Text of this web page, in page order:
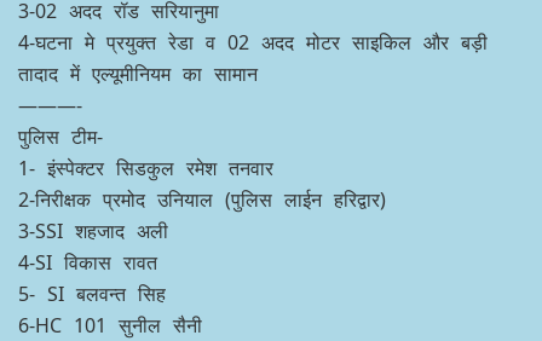
3-02 अदद रॉड सरियानुमा
4-घटना मे प्रयुक्त रेडा व 02 अदद मोटर साइकिल और बड़ी
तादाद में एल्यूमीनियम का सामान
———-
पुलिस टीम-
1- इंस्पेक्टर सिडकुल रमेश तनवार
2-निरीक्षक प्रमोद उनियाल (पुलिस लाईन हरिद्वार)
3-SSI शहजाद अली
4-SI विकास रावत
5- SI बलवन्त सिह
6-HC 101 सुनील सैनी